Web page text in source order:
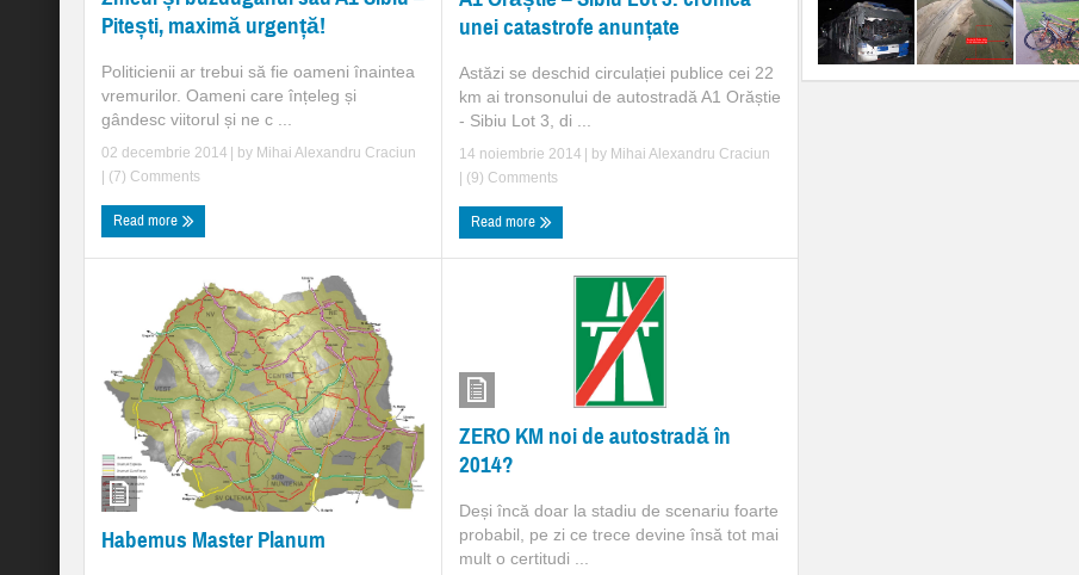
Pitești, maximă urgență!
Politicienii ar trebui să fie oameni înaintea
vremurilor. Oameni care înțeleg și
gândesc viitorul și ne c ...
02 decembrie 2014 | by Mihai Alexandru Craciun
(7) Comments
Read more
unei catastrofe anunțate
Astăzi se deschid circulației publice cei 22
km ai tronsonului de autostradă A1 Orăștie
- Sibiu Lot 3, di ...
14 noiembrie 2014 | by Mihai Alexandru Craciun
(9) Comments
Read more
Habemus Master Planum
ZERO KM noi de autostradă în
2014?
Deși încă doar la stadiu de scenariu foarte
probabil, pe zi ce trece devine însă tot mai
mult o certitudi ...